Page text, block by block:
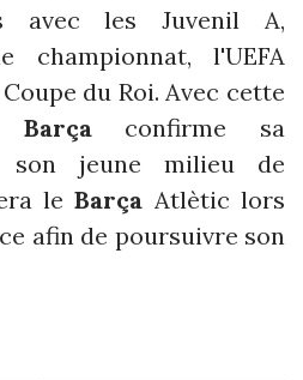
avec les Juvenil A,
championnat, l'UEFA
du Roi. Avec cette
Barçaconfirme sa
son jeune milieu de
leBarça Atlètic lors
afin de poursuivre son